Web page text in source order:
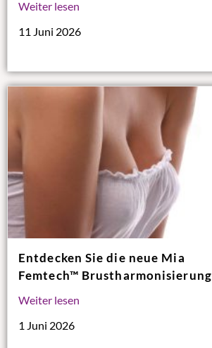
Weiter lesen
11 Juni 2026
Entdecken Sie die neue Mia
Femtech™ Brustharmonisierung
Weiter lesen
1 Juni 2026